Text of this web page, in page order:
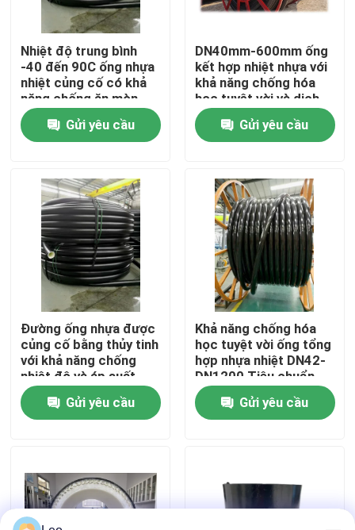
Nhà
Sản phẩm
Về chúng tôi
Tham quan nhà máy
Kiểm soát chất lượng
Liên hệ chúng tôi
Tin tức
Yêu cầu báo giá
Ống nhựa nhiệt dẻo gia cố
Nhiệt độ trung bình
-40 đến 90C ống nhựa
nhiệt củng cố có khả
năng chống ăn mòn
cao và xây dựng bền
Gửi yêu cầu
DN40mm-600mm ống
kết hợp nhiệt nhựa với
khả năng chống hóa
học tuyệt vời và dịch
vụ cắt
Gửi yêu cầu
Đường ống nhựa được
củng cố bằng thủy tinh
với khả năng chống
nhiệt độ và áp suất
cao lên đến 10
Gửi yêu cầu
Khả năng chống hóa
học tuyệt vời ống tổng
hợp nhựa nhiệt DN42-
DN1200 Tiêu chuẩn
SY/T6662.2-2020
trong vòng 140 ký tự
Gửi yêu cầu